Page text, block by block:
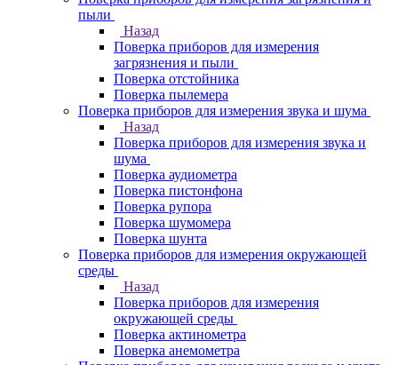
пыли
Назад
Поверка приборов для измерения
загрязнения и пыли
Поверка отстойника
Поверка пылемера
Поверка приборов для измерения звука и шума
Назад
Поверка приборов для измерения звука и
шума
Поверка аудиометра
Поверка пистонфона
Поверка рупора
Поверка шумомера
Поверка шунта
Поверка приборов для измерения окружающей
среды
Назад
Поверка приборов для измерения
окружающей среды
Поверка актинометра
Поверка анемометра